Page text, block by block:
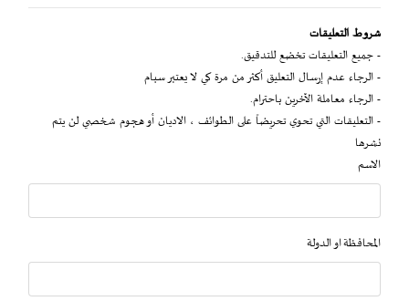
شروط التعليقات
- جميع التعليقات تخضع للتدقيق.
- الرجاء عدم إرسال التعليق أكثر من مرة كي لا يعتبر سبام
- الرجاء معاملة الآخرين باحترام.
- التعليقات التي تحوي تحريضاً على الطوائف ، الاديان أو هجوم شخصي لن يتم
نشرها
الاسم
المحافظة او الدولة